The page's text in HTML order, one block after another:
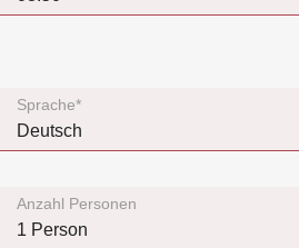
Sprache*
Anzahl Personen